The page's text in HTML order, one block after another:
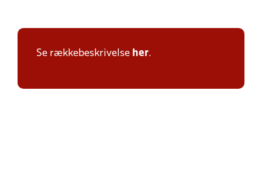
Se rækkebeskrivelse her.